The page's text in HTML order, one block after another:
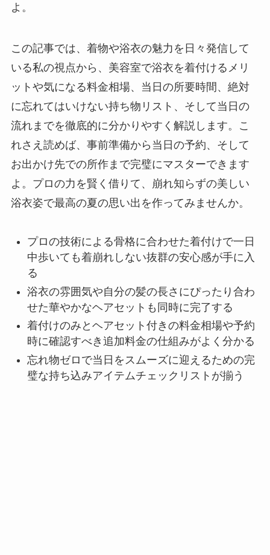
よ。
この記事では、着物や浴衣の魅力を日々発信して
いる私の視点から、美容室で浴衣を着付けるメリ
ットや気になる料金相場、当日の所要時間、絶対
に忘れてはいけない持ち物リスト、そして当日の
流れまでを徹底的に分かりやすく解説します。こ
れさえ読めば、事前準備から当日の予約、そして
お出かけ先での所作まで完璧にマスターできます
よ。プロの力を賢く借りて、崩れ知らずの美しい
浴衣姿で最高の夏の思い出を作ってみませんか。
プロの技術による骨格に合わせた着付けで一日
中歩いても着崩れしない抜群の安心感が手に入
る
浴衣の雰囲気や自分の髪の長さにぴったり合わ
せた華やかなヘアセットも同時に完了する
着付けのみとヘアセット付きの料金相場や予約
時に確認すべき追加料金の仕組みがよく分かる
忘れ物ゼロで当日をスムーズに迎えるための完
璧な持ち込みアイテムチェックリストが揃う